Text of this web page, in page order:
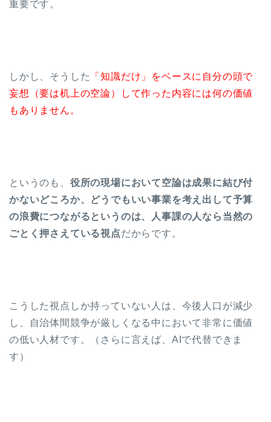
重要です。
しかし、そうした
「知識だけ」をベースに自分の頭で
妄想（要は机上の空論）して作った内容には何の価値
もありません。
というのも、 役所の現場において空論は成果に結び付
かないどころか、どうでもいい事業を考え出して予算
の浪費につながるというのは、人事課の人なら当然の
ごとく押さえている視点だからです。
こうした視点しか持っていない人は、今後人口が減少
し、自治体間競争が厳しくなる中において非常に価値
の低い人材です。（さらに言えば、AIで代替できま
す）